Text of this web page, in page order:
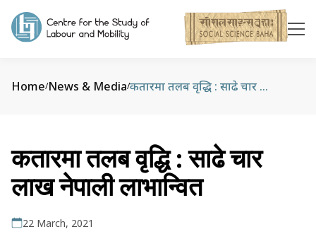
Home/News & Media/ कतारमा तलब वृद्धि : साढे चार लाख नेपाली लाभान्वित
कतारमा तलब वृद्धि : साढे चार
लाख नेपाली लाभान्वित
22 March, 2021